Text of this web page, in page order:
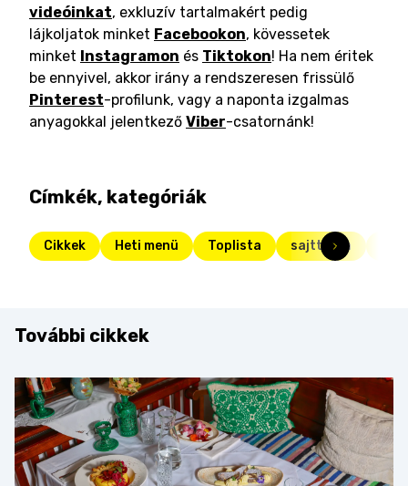
videóinkat, exkluzív tartalmakért pedig
lájkoljatok minket Facebookon, kövessetek
minket Instagramon és Tiktokon! Ha nem éritek
be ennyivel, akkor irány a rendszeresen frissülő
Pinterest-profilunk, vagy a naponta izgalmas
anyagokkal jelentkező Viber-csatornánk!
Címkék, kategóriák
Cikkek Heti menü Toplista sajttorta
További cikkek